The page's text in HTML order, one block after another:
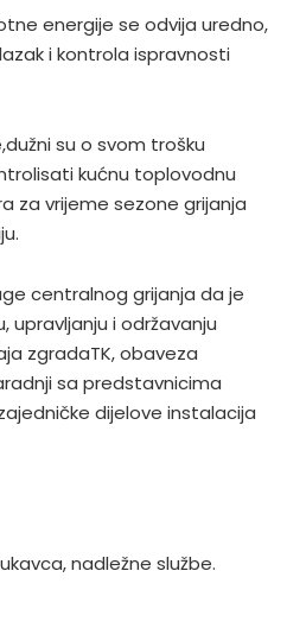
energije se odvija uredno,
i kontrola ispravnosti
su o svom trošku
kućnu toplovodnu
za vrijeme sezone grijanja
centralnog grijanja da je
upravljanju i održavanju
zgradaTK, obaveza
sa predstavnicima
dijelove instalacija
nadležne službe.